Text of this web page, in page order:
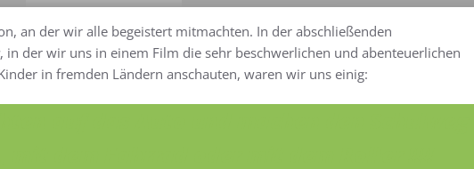
an der wir alle begeistert mitmachten. In der abschließenden
, in der wir uns in einem Film die sehr beschwerlichen und abenteuerlichen
in fremden Ländern anschauten, waren wir uns einig: